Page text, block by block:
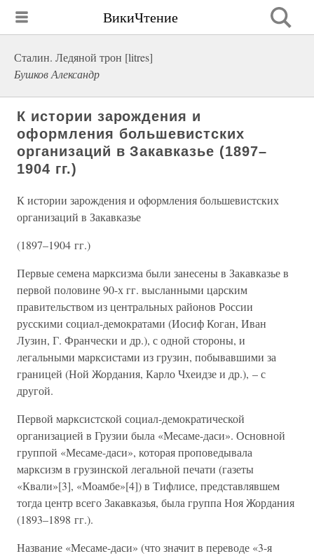
ВикиЧтение
Сталин. Ледяной трон [litres]
Бушков Александр
К истории зарождения и
оформления большевистских
организаций в Закавказье (1897–
1904 гг.)
К истории зарождения и оформления большевистских
организаций в Закавказье
(1897–1904 гг.)
Первые семена марксизма были занесены в Закавказье в
первой половине 90-х гг. высланными царским
правительством из центральных районов России
русскими социал-демократами (Иосиф Коган, Иван
Лузин, Г. Франчески и др.), с одной стороны, и
легальными марксистами из грузин, побывавшими за
границей (Ной Жордания, Карло Чхеидзе и др.), – с
другой.
Первой марксистской социал-демократической
организацией в Грузии была «Месаме-даси». Основной
группой «Месаме-даси», которая проповедывала
марксизм в грузинской легальной печати (газеты
«Квали»[3], «Моамбе»[4]) в Тифлисе, представлявшем
тогда центр всего Закавказья, была группа Ноя Жордания
(1893–1898 гг.).
Название «Месаме-даси» (что значит в переводе «3-я